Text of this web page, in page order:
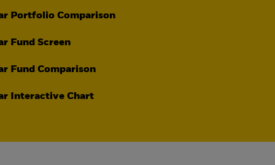
Portfolio Comparison
Fund Screen
Fund Comparison
Interactive Chart